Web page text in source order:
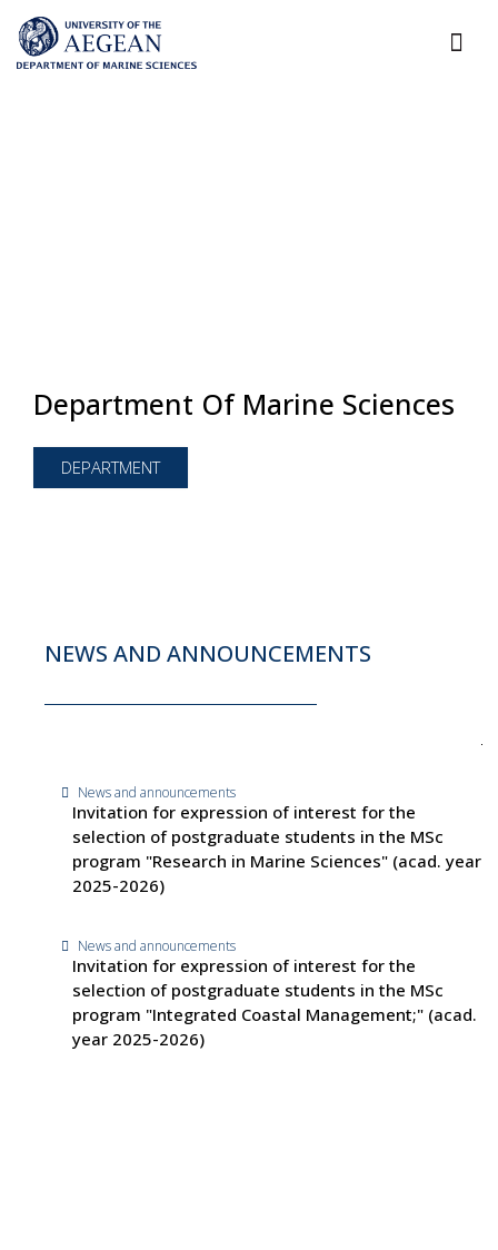
Department Of Marine Sciences
DEPARTMENT
NEWS AND ANNOUNCEMENTS
News and announcements
Invitation for expression of interest for the
selection of postgraduate students in the MSc
program "Research in Marine Sciences" (acad. year
2025-2026)
News and announcements
Invitation for expression of interest for the
selection of postgraduate students in the MSc
program "Integrated Coastal Management;" (acad.
year 2025-2026)